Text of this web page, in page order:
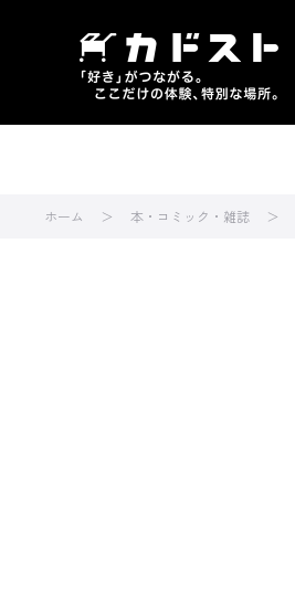
ホーム 本・コミック・雑誌